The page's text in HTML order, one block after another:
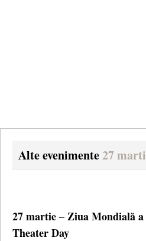
Alte evenimente27
27 martie – Ziua Mondială
Theater Day